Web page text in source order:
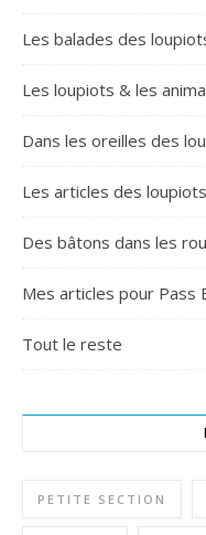
Les balades des
Les loupiots & les
Dans les oreilles des
Les articles des loupiots
Des bâtons dans les
Mes articles pour Pass
Tout le reste
PETITE SECTION